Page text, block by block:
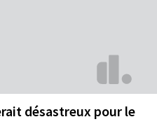
désastreux pour le